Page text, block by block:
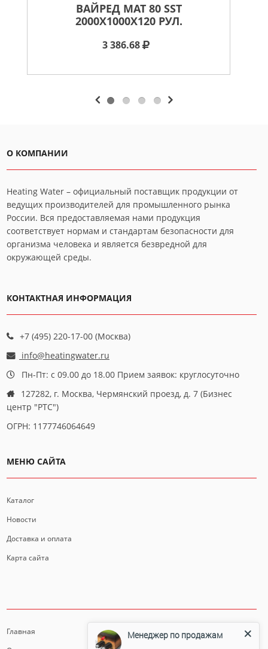
ВАЙРЕД МАТ 80 SST
2000X1000X120 РУЛ.
3 386.68
О КОМПАНИИ
Heating Water – официальный поставщик продукции от
ведущих производителей для промышленного рынка
России. Вся предоставляемая нами продукция
соответствует нормам и стандартам безопасности для
организма человека и является безвредной для
окружающей среды.
КОНТАКТНАЯ ИНФОРМАЦИЯ
+7 (495) 220-17-00 (Москва)
info@heatingwater.ru
Пн-Пт: с 09.00 до 18.00 Прием заявок: круглосуточно
127282, г. Москва, Чермянский проезд, д. 7 (Бизнес
центр "РТС")
ОГРН: 1177746064649
МЕНЮ САЙТА
Каталог
Новости
Доставка и оплата
Карта сайта
Главная
Менеджер по продажам